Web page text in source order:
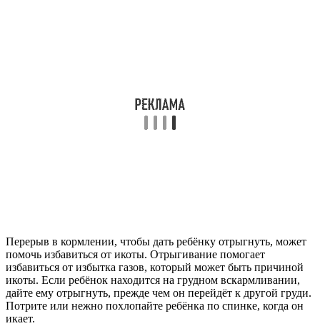
Перерыв в кормлении, чтобы дать ребёнку отрыгнуть, может
помочь избавиться от икоты. Отрыгивание помогает
избавиться от избытка газов, который может быть причиной
икоты. Если ребёнок находится на грудном вскармливании,
дайте ему отрыгнуть, прежде чем он перейдёт к другой груди.
Потрите или нежно похлопайте ребёнка по спинке, когда он
икает.